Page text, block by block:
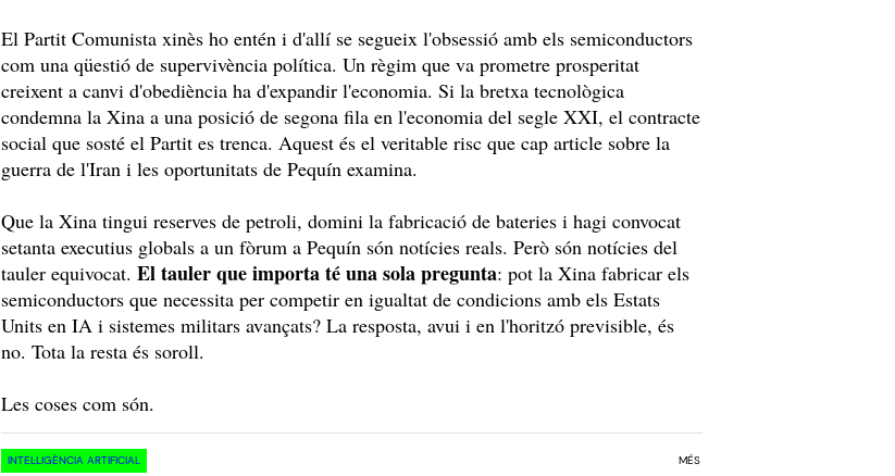
El Partit Comunista xinès ho entén i d'allí se segueix l'obsessió amb els semiconductors
com una qüestió de supervivència política. Un règim que va prometre prosperitat
creixent a canvi d'obediència ha d'expandir l'economia. Si la bretxa tecnològica
condemna la Xina a una posició de segona fila en l'economia del segle XXI, el contracte
social que sosté el Partit es trenca. Aquest és el veritable risc que cap article sobre la
guerra de l'Iran i les oportunitats de Pequín examina.
Que la Xina tingui reserves de petroli, domini la fabricació de bateries i hagi convocat
setanta executius globals a un fòrum a Pequín són notícies reals. Però són notícies del
tauler equivocat. El tauler que importa té una sola pregunta: pot la Xina fabricar els
semiconductors que necessita per competir en igualtat de condicions amb els Estats
Units en IA i sistemes militars avançats? La resposta, avui i en l'horitzó previsible, és
no. Tota la resta és soroll.
Les coses com són.
INTEL·LIGÈNCIA ARTIFICIAL MÉS